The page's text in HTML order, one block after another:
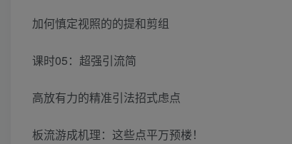
加何慎定视照的的提和剪组
课时05：超强引流简
高放有力的精准引法招式虑点
板流游成机理：这些点平万预楼！